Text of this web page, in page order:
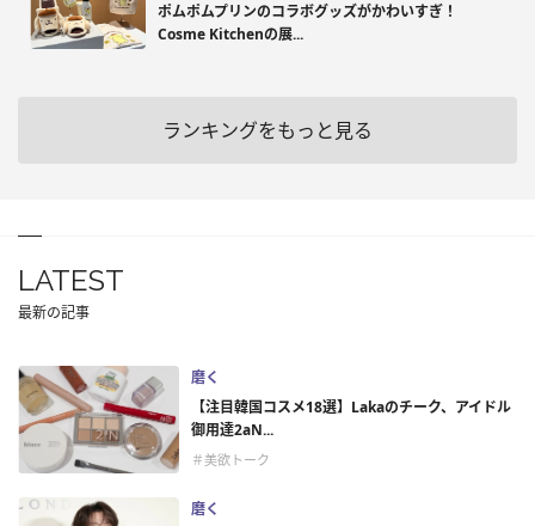
ポムポムプリンのコラボグッズがかわいすぎ！
Cosme Kitchenの展...
ランキングをもっと見る
LATEST
最新の記事
磨く
【注目韓国コスメ18選】Lakaのチーク、アイドル
御用達2aN...
＃美欲トーク
磨く